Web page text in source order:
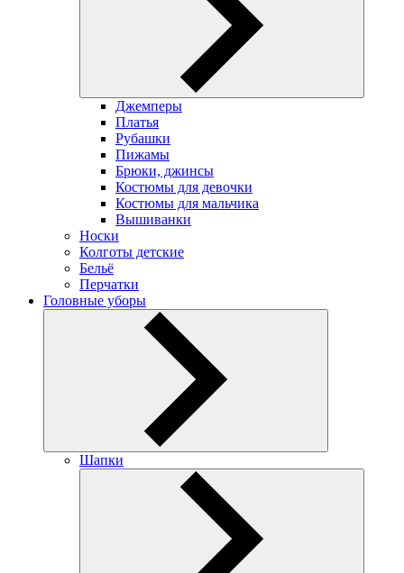
Джемперы
Платья
Рубашки
Пижамы
Брюки, джинсы
Костюмы для девочки
Костюмы для мальчика
Вышиванки
Носки
Колготы детские
Бельё
Перчатки
Головные уборы
Шапки